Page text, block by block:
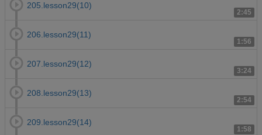
2:45
205.lesson29(10)
1:56
206.lesson29(11)
3:24
207.lesson29(12)
2:54
208.lesson29(13)
1:58
209.lesson29(14)